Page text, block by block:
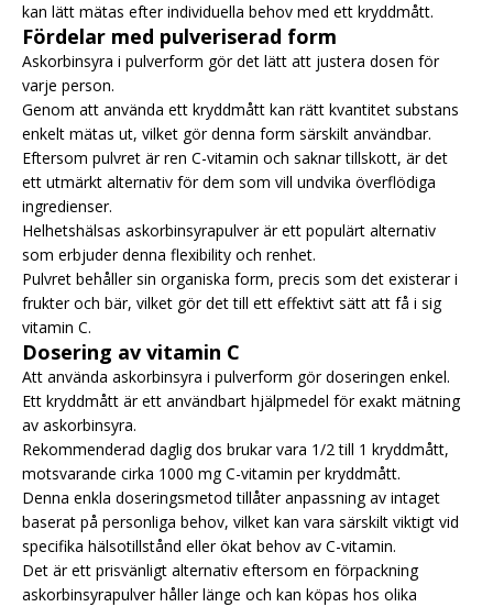
kan lätt mätas efter individuella behov med ett kryddmått.
Fördelar med pulveriserad form
Askorbinsyra i pulverform gör det lätt att justera dosen för
varje person.
Genom att använda ett kryddmått kan rätt kvantitet substans
enkelt mätas ut, vilket gör denna form särskilt användbar.
Eftersom pulvret är ren C-vitamin och saknar tillskott, är det
ett utmärkt alternativ för dem som vill undvika överflödiga
ingredienser.
Helhetshälsas askorbinsyrapulver är ett populärt alternativ
som erbjuder denna flexibility och renhet.
Pulvret behåller sin organiska form, precis som det existerar i
frukter och bär, vilket gör det till ett effektivt sätt att få i sig
vitamin C.
Dosering av vitamin C
Att använda askorbinsyra i pulverform gör doseringen enkel.
Ett kryddmått är ett användbart hjälpmedel för exakt mätning
av askorbinsyra.
Rekommenderad daglig dos brukar vara 1/2 till 1 kryddmått,
motsvarande cirka 1000 mg C-vitamin per kryddmått.
Denna enkla doseringsmetod tillåter anpassning av intaget
baserat på personliga behov, vilket kan vara särskilt viktigt vid
specifika hälsotillstånd eller ökat behov av C-vitamin.
Det är ett prisvänligt alternativ eftersom en förpackning
askorbinsyrapulver håller länge och kan köpas hos olika